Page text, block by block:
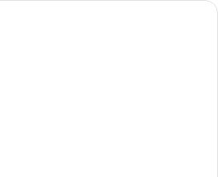
Een moderne woonkamer met een